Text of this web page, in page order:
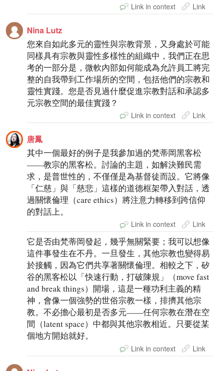
Link in context Link
Nina Lutz
您來自如此多元的靈性與宗教背景，又身處於可能
同樣具有宗教與靈性多樣性的組織中，我們正在思
考的一部分是，微軟內部如何能成為允許員工將完
整的自我帶到工作場所的空間，包括他們的宗教和
靈性實踐。您是否見過什麼促進宗教對話和承認多
元宗教空間的最佳實踐？
Link in context Link
唐鳳
其中一個最好的例子是我參加過的梵蒂岡黑客松
——教宗的黑客松。討論的主題，如解決難民需
求，是普世性的，不僅僅是為基督徒而設。它將像
「仁慈」與「慈悲」這樣的道德框架帶入對話，透
過關懷倫理（care ethics）將注意力轉移到跨信仰
的對話上。
Link in context Link
它是否由梵蒂岡發起，幾乎無關緊要；我可以想像
這件事發生在不丹。一旦發生，其他宗教也變得易
於接觸，因為它們共享著關懷倫理。相較之下，矽
谷的黑客松以「快速行動，打破陳規」（move fast
and break things）開場，這是一種功利主義的精
神，會像一個強勢的世俗宗教一樣，排擠其他宗
教。不必擔心最初是否多元——任何宗教在潛在空
間（latent space）中都與其他宗教相近。只要從某
個地方開始就好。
Link in context Link